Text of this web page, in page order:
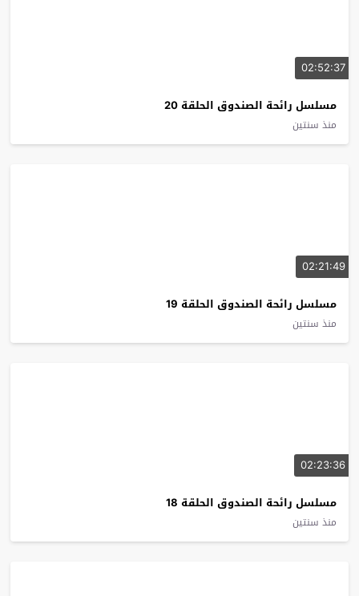
02:52:37
مسلسل رائحة الصندوق الحلقة 20
منذ سنتين
02:21:49
مسلسل رائحة الصندوق الحلقة 19
منذ سنتين
02:23:36
مسلسل رائحة الصندوق الحلقة 18
منذ سنتين